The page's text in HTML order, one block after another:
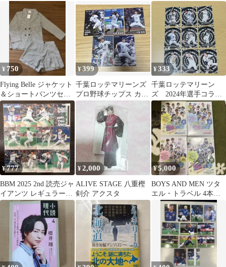
ット
15種セット コンプリ
ート
¥ 750
Flying Belle ジャケット
＆ショートパンツセッ
ト 石川翔鈴
¥399
千葉ロッテマリーンズ
プロ野球チップス カー
ド 5枚セット
¥333
千葉ロッテマリーン
ズ 2024年選手コラボ
メニューカード 9枚セ
ット
¥777
BBM 2025 2nd 読売ジャ
イアンツ レギュラー25
枚コンプリートセット
¥2,000
ALIVE STAGE 八重樫
剣介 アクスタ
¥5,000
BOYS AND MEN ツタ
エル・トラベル 4本セ
ット 勇翔サイン入り